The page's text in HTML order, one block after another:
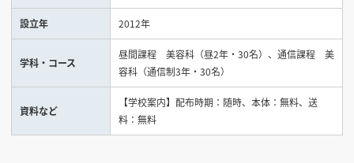
見学会WEB手引書
校内オンラインガイダンス
アンケートフォーム（学校用）
設立年 2012年
学科・コース
昼間課程 美容科（昼2年・30名）、通信課程 美
容科（通信制3年・30名）
資料など
【学校案内】配布時期：随時、本体：無料、送
料：無料